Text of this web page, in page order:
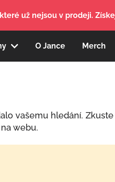
už nejsou v prodeji.
O Jance Merch
vašemu hledání.
webu.